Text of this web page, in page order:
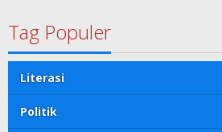
Tag Populer
Literasi
Politik